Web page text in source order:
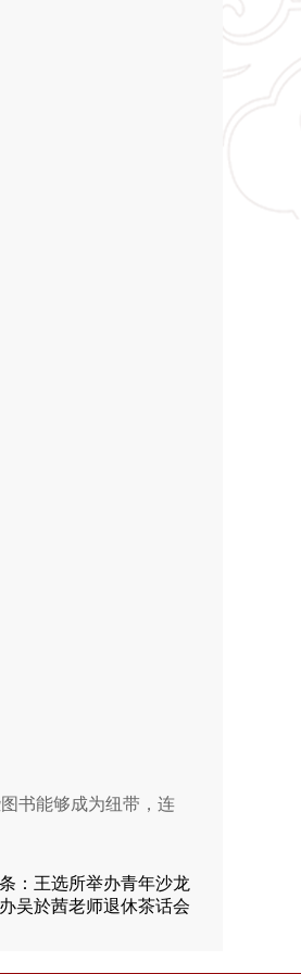
书能够成为纽带，连
： 王选所举办青年沙龙
吴於茜老师退休茶话会